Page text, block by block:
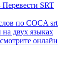
SRT
по COCA srt
двух языках
онлайн